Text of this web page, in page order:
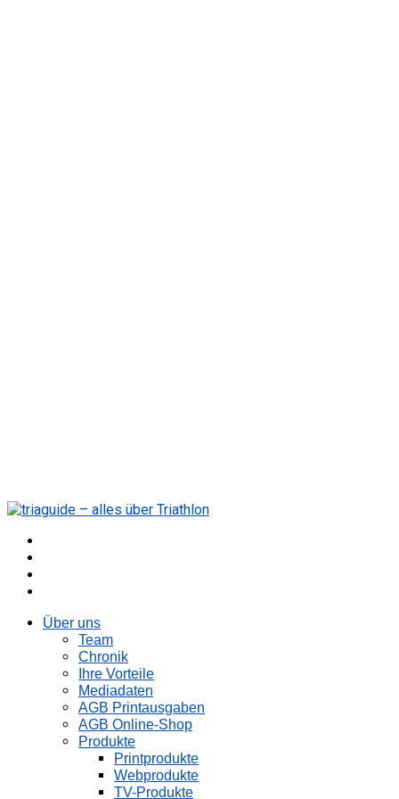
Über uns
Team
Chronik
Ihre Vorteile
Mediadaten
AGB Printausgaben
AGB Online-Shop
Produkte
Printprodukte
Webprodukte
TV-Produkte